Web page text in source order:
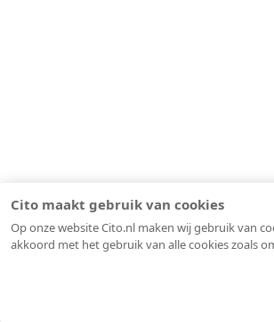
Cito maakt gebruik van cookies
Op onze website Cito.nl maken wij gebruik van
akkoord met het gebruik van alle cookies zoals